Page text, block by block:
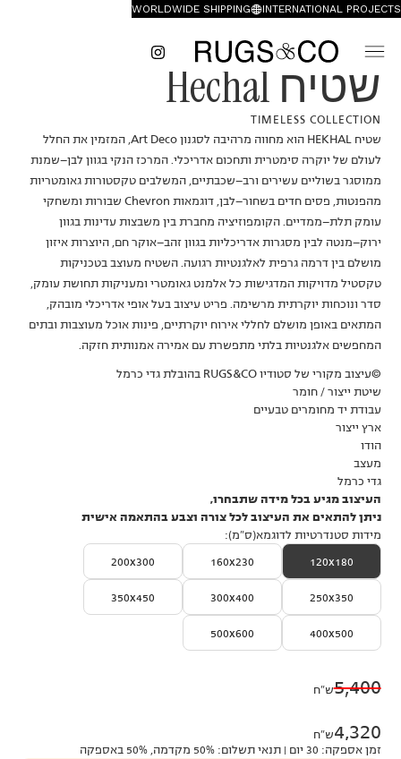
INTERNATIONAL PROJECTS
WORLDWIDE SHIPPING
שטיח Hechal
TIMELESS COLLECTION
שטיח HEKHAL הוא מחווה מרהיבה לסגנון Art Deco, המזמין את החלל
לעולם של יוקרה סימטרית ותחכום אדריכלי. המרכז הנקי בגוון לבן־שמנת
ממוסגר בשוליים עשירים ורב־שכבתיים, המשלבים טקסטורות גאומטריות
מהפנטות, פסים חדים בשחור־לבן, דוגמאות Chevron שבורות ומשחקי
עומק תלת־ממדיים. הקומפוזיציה מחברת בין משבצות עדינות בגוון
ירוק־מנטה לבין מסגרות אדריכליות בגוון זהב־אוקר חם, היוצרות איזון
מושלם בין דרמה גרפית לאלגנטיות רגועה. השטיח מעוצב בטכניקות
טקסטיל מדויקות המדגישות כל אלמנט גאומטרי ומעניקות תחושת עומק,
סדר ונוכחות יוקרתית מרשימה. פריט עיצוב בעל אופי אדריכלי מובהק,
המתאים באופן מושלם לחללי אירוח יוקרתיים, פינות אוכל מעוצבות ובתים
המחפשים אלגנטיות בלתי מתפשרת עם אמירה אמנותית חזקה.
©עיצוב מקורי של סטודיו RUGS&CO בהובלת גדי כרמל
שיטת ייצור / חומר
עבודת יד מחומרים טבעיים
ארץ ייצור
הודו
מעצב
גדי כרמל
העיצוב מגיע בכל מידה שתבחרו,
ניתן להתאים את העיצוב לכל צורה וצבע בהתאמה אישית
מידות סטנדרטיות לדוגמא(ס״מ):
120x180
160x230
200x300
250x350
300x400
350x450
400x500
500x600
5,400ש״ח
4,320ש״ח
זמן אספקה: 30 יום | תנאי תשלום: 50% מקדמה, 50% באספקה